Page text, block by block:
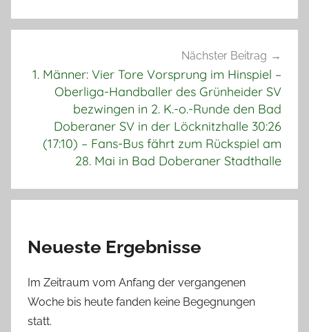
Nächster Beitrag
1. Männer: Vier Tore Vorsprung im Hinspiel –
Oberliga-Handballer des Grünheider SV
bezwingen in 2. K.-o.-Runde den Bad
Doberaner SV in der Löcknitzhalle 30:26
(17:10) – Fans-Bus fährt zum Rückspiel am
28. Mai in Bad Doberaner Stadthalle
Neueste Ergebnisse
Im Zeitraum vom Anfang der vergangenen
Woche bis heute fanden keine Begegnungen
statt.